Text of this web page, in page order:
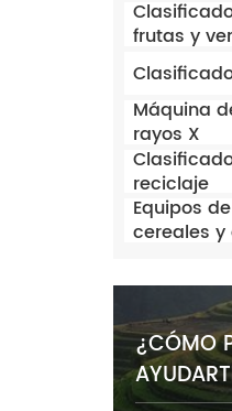
frutas y
Máquina
rayos X
reciclaje
Equipos
cereales
¿CÓMO